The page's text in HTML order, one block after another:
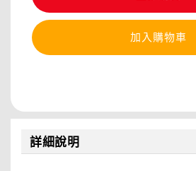
加入購物車
詳細說明